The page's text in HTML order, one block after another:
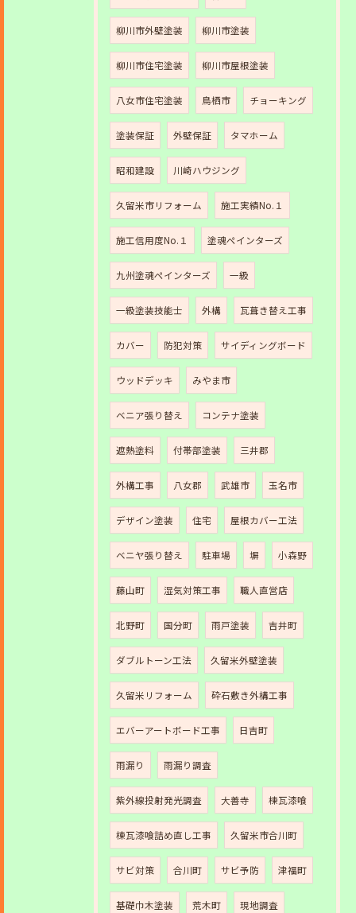
柳川市外壁塗装 柳川市塗装
柳川市住宅塗装 柳川市屋根塗装
八女市住宅塗装 鳥栖市 チョーキング
塗装保証 外壁保証 タマホーム
昭和建設 川崎ハウジング
久留米市リフォーム 施工実績No.１
施工信用度No.１ 塗魂ペインターズ
九州塗魂ペインターズ 一級
一級塗装技能士 外構 瓦葺き替え工事
カバー 防犯対策 サイディングボード
ウッドデッキ みやま市
ベニア張り替え コンテナ塗装
遮熱塗料 付帯部塗装 三井郡
外構工事 八女郡 武雄市 玉名市
デザイン塗装 住宅 屋根カバー工法
ベニヤ張り替え 駐車場 塀 小森野
藤山町 湿気対策工事 職人直営店
北野町 国分町 雨戸塗装 吉井町
ダブルトーン工法 久留米外壁塗装
久留米リフォーム 砕石敷き外構工事
エバーアートボード工事 日吉町
雨漏り 雨漏り調査
紫外線投射発光調査 大善寺 棟瓦漆喰
棟瓦漆喰詰め直し工事 久留米市合川町
サビ対策 合川町 サビ予防 津福町
基礎巾木塗装 荒木町 現地調査